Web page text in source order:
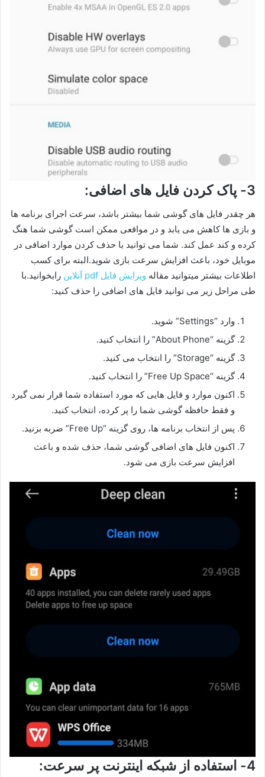
3- پاک کردن فایل های اضافی:
هر چقدر فایل های گوشی شما بیشتر باشد، سرعت اجرای برنامه ها
و بازی ها کاهش می یابد و در مواقعی ممکن است گوشی شما هنگ
کرده و کند عمل کند. شما می توانید با حذف کردن موارد اضافی در
موبایل خود، باعث افزایش سرعت بازی شوید.البته برای کسب
اطلاعات بیشتر میتوانید مقاله ویرایش فایل pdf آنلاین
رابخوانید.با
طی مراحل زیر می توانید فایل های اضافی را حذف کنید:
وارد “Settings” شوید.
گزینه “About Phone” را انتخاب کنید.
گزینه “Storage” را انتخاب می کنید.
گزینه “Free Up Space” را انتخاب کنید.
اکنون موارد و فایل هایی که مورد استفاده شما قرار نمی گیرد
و فقط حافظه گوشی شما را پر کرده، انتخاب کنید.
پس از انتخاب برنامه ها، روی گزینه “Free Up” ضربه بزنید.
اکنون فایل های اضافی گوشی شما، حذف شده و باعث
افزایش سرعت بازی می شود.
4- استفاده از شبکه اینترنت پر سرعت: